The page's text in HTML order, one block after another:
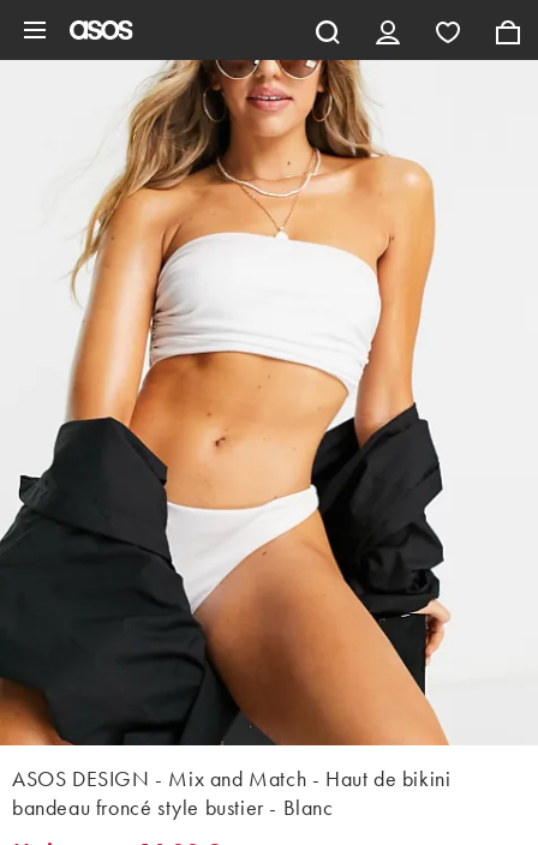
ASOS DESIGN - Mix and Match - Haut de bikini
bandeau froncé style bustier - Blanc